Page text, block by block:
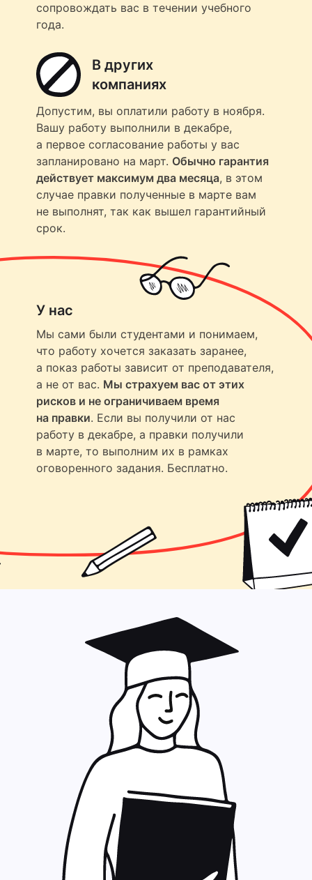
сопровождать вас в течении учебного
года.
В других
компаниях
Допустим, вы оплатили работу в ноября.
Вашу работу выполнили в декабре,
а первое согласование работы у вас
запланировано на март. Обычно гарантия
действует максимум два месяца, в этом
случае правки полученные в марте вам
не выполнят, так как вышел гарантийный
срок.
У нас
Мы сами были студентами и понимаем,
что работу хочется заказать заранее,
а показ работы зависит от преподавателя,
а не от вас. Мы страхуем вас от этих
рисков и не ограничиваем время
на правки. Если вы получили от нас
работу в декабре, а правки получили
в марте, то выполним их в рамках
оговоренного задания. Бесплатно.